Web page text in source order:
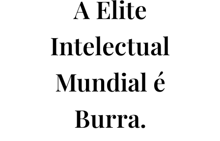
A Elite
Intelectual
Mundial é
Burra.